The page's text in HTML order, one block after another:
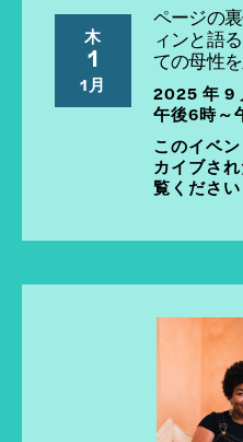
木
1
1月
ページの
ィンと語
ての母性
2025 年 9
午後6時～
このイベ
カイブさ
覧ください